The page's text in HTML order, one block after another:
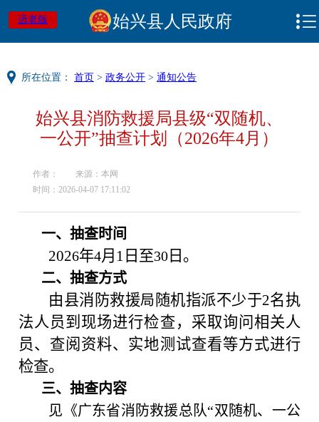
适老版 始兴县人民政府
所在位置： 首页 > 政务公开 > 通知公告
始兴县消防救援局县级“双随机、
一公开”抽查计划（2026年4月）
作者：
来源：本网
时间：2026-04-07 17:11:02
一、抽查时间
2026年4月 1 日至30 日 。
二、抽查方式
由县消防救援局 随机指派不少于2名执
法人员到现场进行检查，采取询问相关人
员、查阅资料、实地测试查看等方式进行
检查。
三、抽查内容
见《广东省消防救援总队“双随机、一公